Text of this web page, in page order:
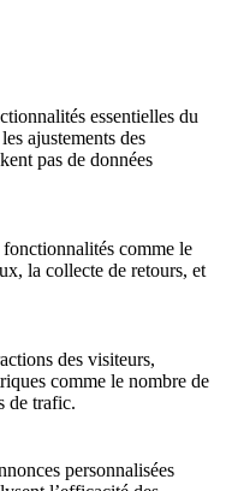
essentielles du
ajustements des
pas de données
comme le
la collecte de retours, et
des visiteurs,
comme le nombre de
de trafic.
personnalisées